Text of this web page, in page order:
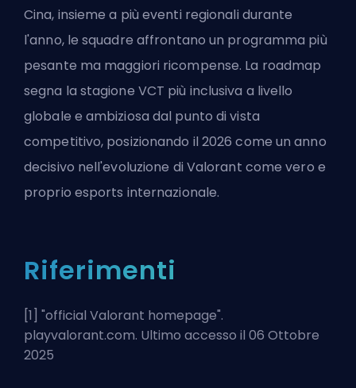
Cina, insieme a più eventi regionali durante
l'anno, le squadre affrontano un programma più
pesante ma maggiori ricompense. La roadmap
segna la stagione VCT più inclusiva a livello
globale e ambiziosa dal punto di vista
competitivo, posizionando il 2026 come un anno
decisivo nell'evoluzione di Valorant come vero e
proprio esports internazionale.
Riferimenti
[1] "official Valorant homepage".
playvalorant.com. Ultimo accesso il 06 Ottobre
2025